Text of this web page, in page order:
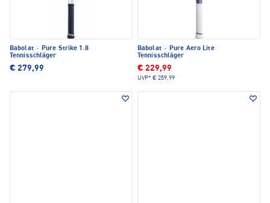
Babolat · Pure Strike 1.8
Tennisschläger
€ 279,99
Babolat · Pure Aero Lite
Tennisschläger
€ 229,99
UVP* € 259,99